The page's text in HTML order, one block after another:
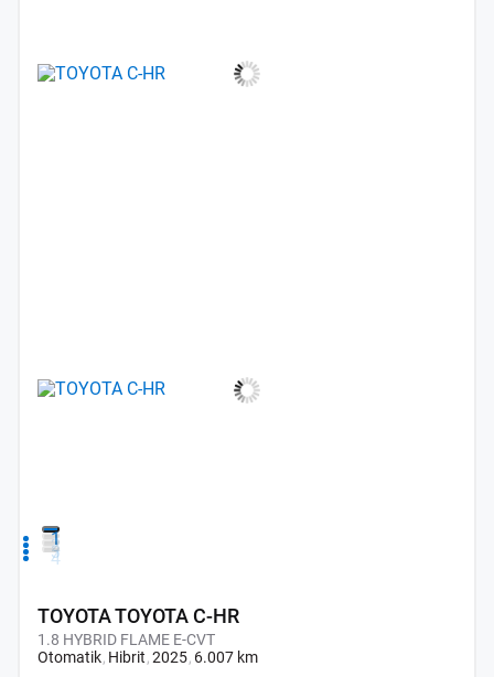
1
2
3
4
TOYOTA TOYOTA C-HR
1.8 HYBRID FLAME E-CVT
Otomatik Hibrit2025 6.007 km